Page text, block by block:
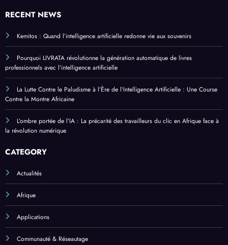
RECENT NEWS
Kemitos : Quand l’intelligence artificielle redonne vie aux souvenirs
Pourquoi LIVRATA révolutionne la génération automatique de livres
professionnels avec l’intelligence artificielle
La Lutte Contre le Paludisme à l’Ère de l’Intelligence Artificielle : Une Course
Contre la Montre Africaine
L’ombre portée de l’IA : La précarité des travailleurs du clic en Afrique face à
la révolution numérique
CATEGORY
Actualités
Afrique
Applications
Communauté & Réseautage